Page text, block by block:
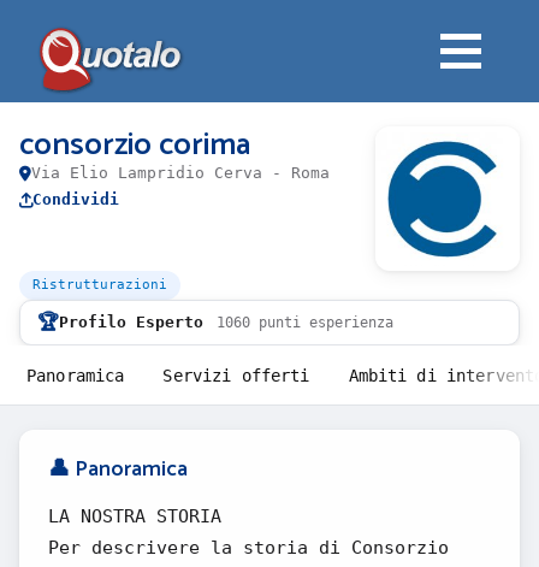
consorzio corima
Via Elio Lampridio Cerva - Roma
Condividi
Ristrutturazioni
🏆Profilo Esperto 1060 punti esperienza
Panoramica Servizi offerti Ambiti di
👤 Panoramica
LA NOSTRA STORIA
Per descrivere la storia di Consorzio